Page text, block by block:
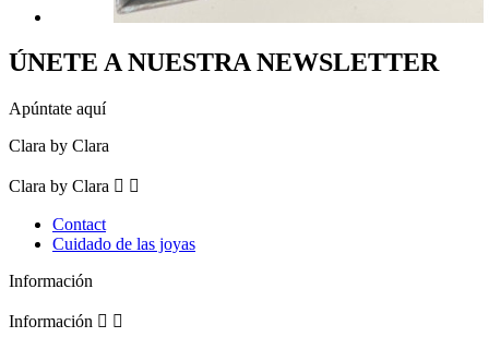
ÚNETE A NUESTRA NEWSLETTER
Apúntate aquí
Clara by Clara
Clara by Clara  
Contact
Cuidado de las joyas
Información
Información  